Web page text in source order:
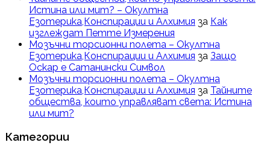
Истина или мит? – Окултна
Езотерика,Конспирации и Алхимия за Как
изглеждат Петте Измерения
Мозъчни торсионни полета – Окултна
Езотерика,Конспирации и Алхимия за Защо
Оскар е Сатанински Символ
Мозъчни торсионни полета – Окултна
Езотерика,Конспирации и Алхимия за Тайните
общества, които управляват света: Истина
или мит?
Категории